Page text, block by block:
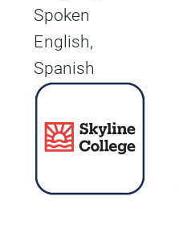
Spoken
English,
Spanish